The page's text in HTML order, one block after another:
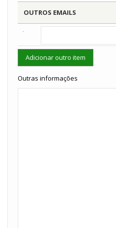
OUTROS EMAILS
emails
(value
1)
Outras informações